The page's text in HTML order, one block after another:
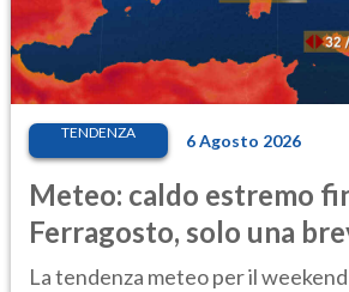
TENDENZA 6 Agosto 2026
Meteo: caldo estremo
Ferragosto, solo una
Ecco dove
La tendenza meteo per il